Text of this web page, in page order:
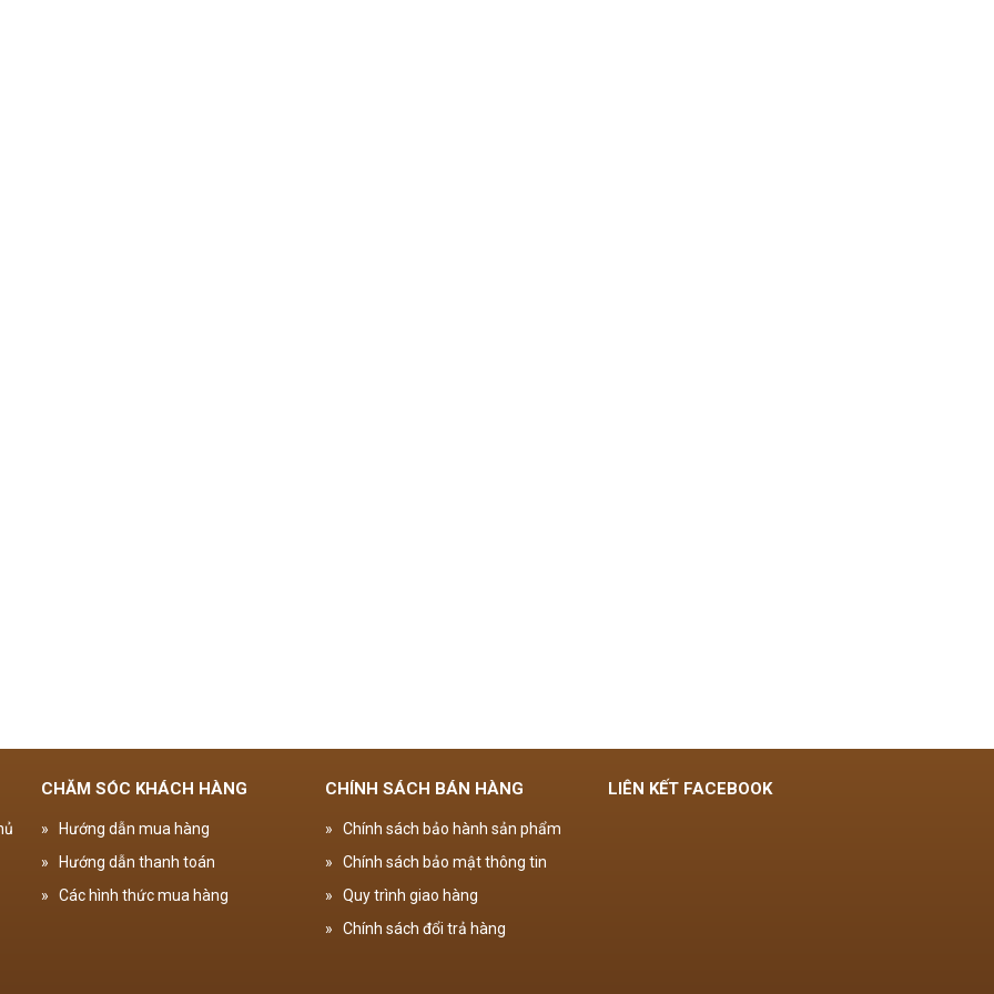
CHĂM SÓC KHÁCH HÀNG
»
Hướng dẫn mua hàng
»
Hướng dẫn thanh toán
»
Các hình thức mua hàng
CHÍNH SÁCH BÁN HÀNG
»
Chính sách bảo hành sản phẩm
»
Chính sách bảo mật thông tin
»
Quy trình giao hàng
»
Chính sách đổi trả hàng
LIÊN KẾT FACEBOOK